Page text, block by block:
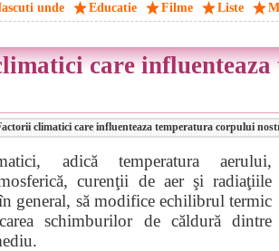
unde Educatie Filme Liste
care
climatici care influenteaza temperatura corpului
adică temperatura aerului,
curenţii de aer şi radiaţiile
general, să modifice echilibrul termic
schimburilor de căldură dintre